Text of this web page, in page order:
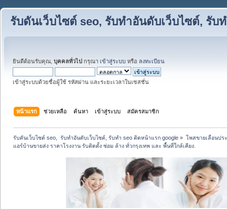
รับดันเว็บไซต์ seo, รับทำอันดับเว็บไซต์, รับ
ยินดีต้อนรับคุณ, บุคคลทั่วไป กรุณา เข้าสู่ระบบ หรือ ลงทะเบียน
เข้าสู่ระบบด้วยชื่อผู้ใช้ รหัสผ่าน และระยะเวลาในเซสชั่น
หน้าแรก ช่วยเหลือ ค้นหา เข้าสู่ระบบ สมัครสมาชิก
รับดันเว็บไซต์ seo,  รับทำอันดับเว็บไซต์, รับทำ seo ติดหน้าแรก google » โพสขายเลื่อนปร
แอร์บ้านขายส่ง ราคาโรงงาน รับติดตั้ง ซ่อม ล้าง ทั่วกรุงเทพ และ พื้นที่ใกล้เคียง.